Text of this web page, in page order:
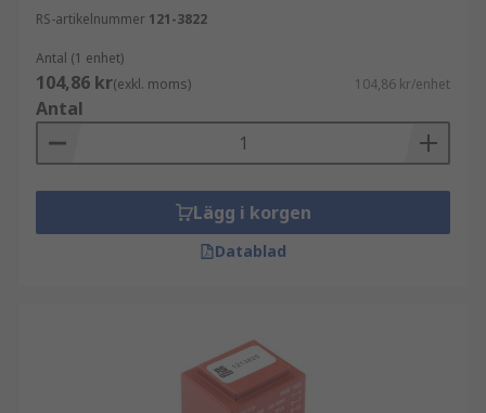
RS-artikelnummer 121-3822
Antal (1 enhet)
104,86 kr(exkl. moms) 104,86 kr/enhet
Antal
Lägg i korgen
Datablad